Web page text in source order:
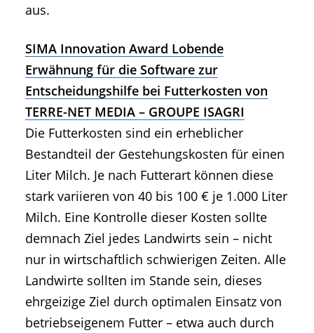
aus.
SIMA Innovation Award Lobende
Erwähnung für die Software zur
Entscheidungshilfe bei Futterkosten von
TERRE-NET MEDIA – GROUPE ISAGRI
Die Futterkosten sind ein erheblicher
Bestandteil der Gestehungskosten für einen
Liter Milch. Je nach Futterart können diese
stark variieren von 40 bis 100 € je 1.000 Liter
Milch. Eine Kontrolle dieser Kosten sollte
demnach Ziel jedes Landwirts sein – nicht
nur in wirtschaftlich schwierigen Zeiten. Alle
Landwirte sollten im Stande sein, dieses
ehrgeizige Ziel durch optimalen Einsatz von
betriebseigenem Futter – etwa auch durch